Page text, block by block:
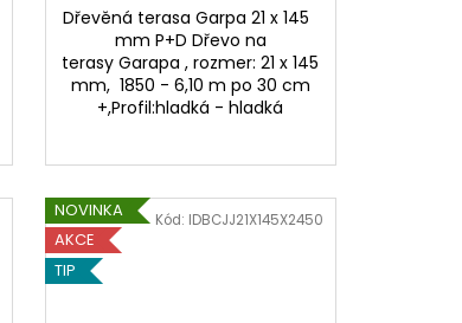
Dřevěná terasa Garpa 21 x 145
mm P+D Dřevo na
terasy Garapa , rozmer: 21 x 145
mm, 1850 - 6,10 m po 30 cm
+,Profil:hladká - hladká
NOVINKA
AKCE
TIP
Kód: IDBCJJ21X145X2450